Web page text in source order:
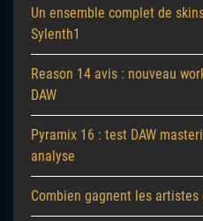
Un ensemble complet de
Sylenth1
Reason 14 avis : nouveau
DAW
Pyramix 16 : test DAW
analyse
Combien gagnent les